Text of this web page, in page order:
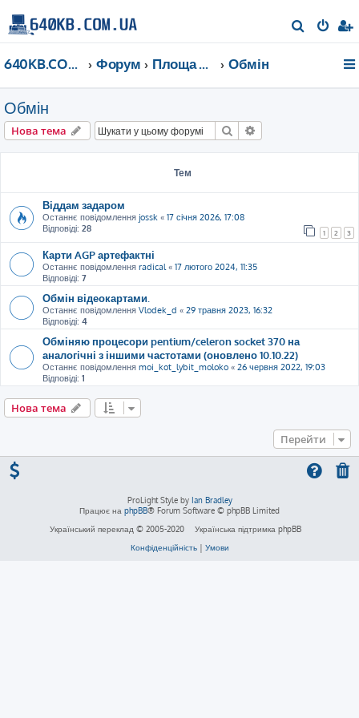
о
640KB.COM.UA Форум Площа Ринок Обмін
Обмін
Нова тема Пошук
Тем
Віддам задаром
Останнє повідомлення jossk « 17 січня 2026, 17:08
Відповіді: 28 1 2 3
Карти AGP артефактні
Останнє повідомлення radical« 17 лютого 2024, 11:35
Відповіді: 7
Обмін відеокартами.
Останнє повідомлення Vlodek_d « 29 травня 2023, 16:32
Відповіді: 4
Обміняю процесори pentium/celeron socket 370 на
аналогічні з іншими частотами (оновлено 10.10.22)
Останнє повідомлення moi_kot_lybit_moloko « 26 червня 2022, 19:03
Відповіді: 1
Нова тема
Перейти
ProLight Style by Ian Bradley
Працює на phpBB® Forum Software © phpBB Limited
Український переклад © 2005-2020
Українська підтримка phpBB
Конфіденційність| Умови